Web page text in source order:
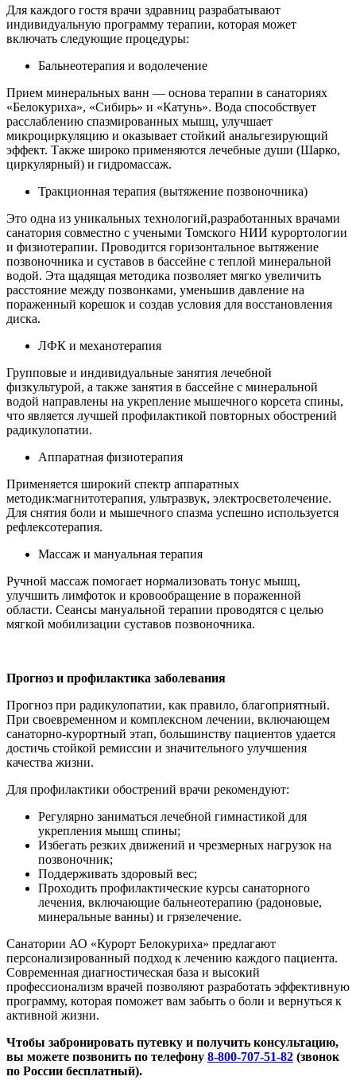
Для каждого гостя врачи здравниц разрабатывают
индивидуальную программу терапии, которая может
включать следующие процедуры:
Бальнеотерапия и водолечение
Прием минеральных ванн — основа терапии в санаториях
«Белокуриха», «Сибирь» и «Катунь». Вода способствует
расслаблению спазмированных мышц, улучшает
микроциркуляцию и оказывает стойкий анальгезирующий
эффект. Также широко применяются лечебные души (Шарко,
циркулярный) и гидромассаж.
Тракционная терапия (вытяжение позвоночника)
Это одна из уникальных технологий,разработанных врачами
санатория совместно с учеными Томского НИИ курортологии
и физиотерапии. Проводится горизонтальное вытяжение
позвоночника и суставов в бассейне с теплой минеральной
водой. Эта щадящая методика позволяет мягко увеличить
расстояние между позвонками, уменьшив давление на
пораженный корешок и создав условия для восстановления
диска.
ЛФК и механотерапия
Групповые и индивидуальные занятия лечебной
физкультурой, а также занятия в бассейне с минеральной
водой направлены на укрепление мышечного корсета спины,
что является лучшей профилактикой повторных обострений
радикулопатии.
Аппаратная физиотерапия
Применяется широкий спектр аппаратных
методик:магнитотерапия, ультразвук, электросветолечение.
Для снятия боли и мышечного спазма успешно используется
рефлексотерапия.
Массаж и мануальная терапия
Ручной массаж помогает нормализовать тонус мышц,
улучшить лимфоток и кровообращение в пораженной
области. Сеансы мануальной терапии проводятся с целью
мягкой мобилизации суставов позвоночника.
Прогноз и профилактика заболевания
Прогноз при радикулопатии, как правило, благоприятный.
При своевременном и комплексном лечении, включающем
санаторно-курортный этап, большинству пациентов удается
достичь стойкой ремиссии и значительного улучшения
качества жизни.
Для профилактики обострений врачи рекомендуют:
Регулярно заниматься лечебной гимнастикой для
укрепления мышц спины;
Избегать резких движений и чрезмерных нагрузок на
позвоночник;
Поддерживать здоровый вес;
Проходить профилактические курсы санаторного
лечения, включающие бальнеотерапию (радоновые,
минеральные ванны) и грязелечение.
Санатории АО «Курорт Белокуриха» предлагают
персонализированный подход к лечению каждого пациента.
Современная диагностическая база и высокий
профессионализм врачей позволяют разработать эффективную
программу, которая поможет вам забыть о боли и вернуться к
активной жизни.
Чтобы забронировать путевку и получить консультацию,
вы можете позвонить по телефону 8-800-707-51-82 (звонок
по России бесплатный).